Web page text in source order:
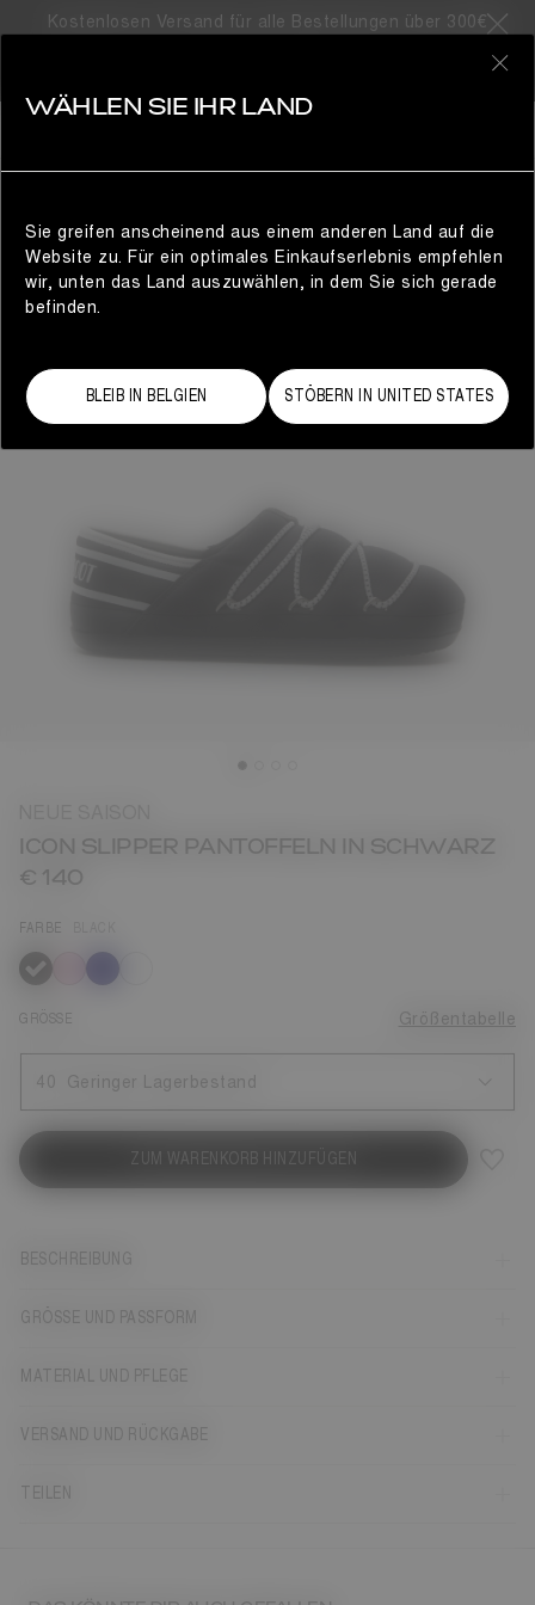
Kostenlosen Versand für alle Bestellungen über 300€
ICON SLIPPER PANTOFFELN IN SCHWARZ
€ 140
FARBE
ausgewählt
GRÖSSE Größentabelle
40 Geringer Lagerbestand
ZUM WARENKORB HINZUFÜGEN
BESCHREIBUNG
GRÖSSE UND PASSFORM
MATERIAL UND PFLEGE
VERSAND UND RÜCKGABE
TEILEN
WÄHLEN SIE IHR LAND
Sie greifen anscheinend aus einem anderen Land auf die
Website zu. Für ein optimales Einkaufserlebnis empfehlen
wir, unten das Land auszuwählen, in dem Sie sich gerade
befinden.
BLEIB IN BELGIEN STÖBERN IN UNITED STATES